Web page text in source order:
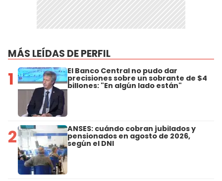
MÁS LEÍDAS DE PERFIL
1 El Banco Central no pudo dar
precisiones sobre un sobrante de $4
billones: "En algún lado están"
2 ANSES: cuándo cobran jubilados y
pensionados en agosto de 2026,
según el DNI